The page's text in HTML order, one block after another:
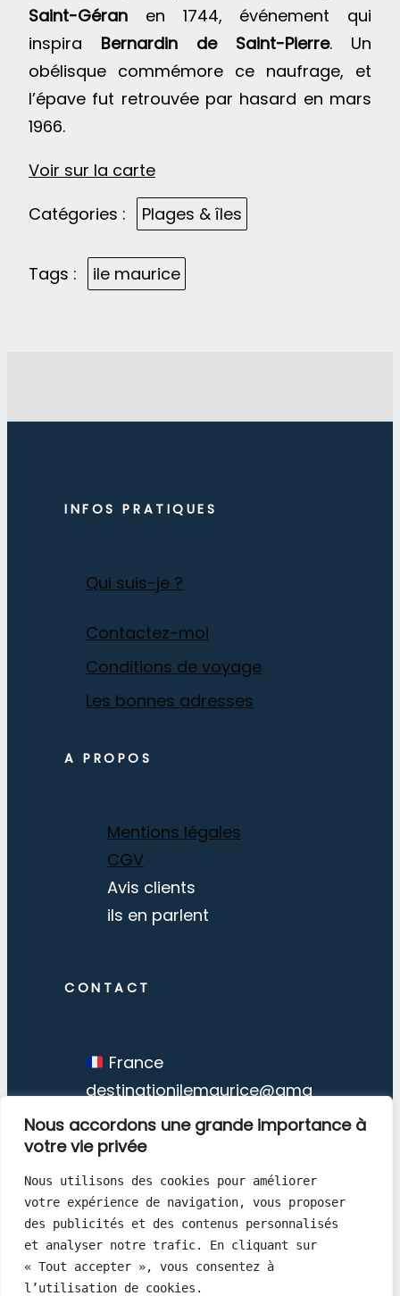
Nous accordons une grande importance à
votre vie privée
Nous utilisons des cookies pour améliorer
votre expérience de navigation, vous proposer
des publicités et des contenus personnalisés
et analyser notre trafic. En cliquant sur
« Tout accepter », vous consentez à
l’utilisation de cookies.
Saint-Géran en 1744, événement qui
inspira Bernardin de Saint-Pierre. Un
obélisque commémore ce naufrage, et
l’épave fut retrouvée par hasard en mars
1966.
Voir sur la carte
Catégories :
Plages & îles
Tags : ile maurice
INFOS PRATIQUES
Qui suis-je ?
Contactez-moi
Conditions de voyage
Les bonnes adresses
A PROPOS
Mentions légales
CGV
Avis clients
ils en parlent
CONTACT
France
destinationilemaurice@gma
il.com
Destination Ile Maurice © Copyright
1998 – 2026